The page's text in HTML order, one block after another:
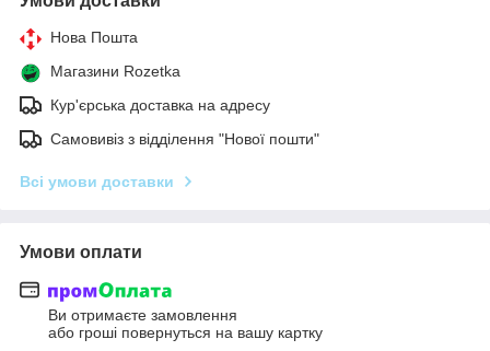
Нова Пошта
Магазини Rozetka
Кур'єрська доставка на адресу
Самовивіз з відділення "Нової пошти"
Всі умови доставки
Умови оплати
Ви отримаєте замовлення
або гроші повернуться на вашу картку